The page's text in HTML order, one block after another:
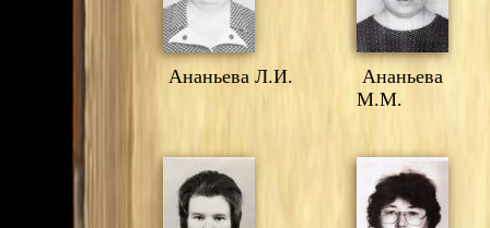
Ананьева Л.И.
Ананьева
М.М.